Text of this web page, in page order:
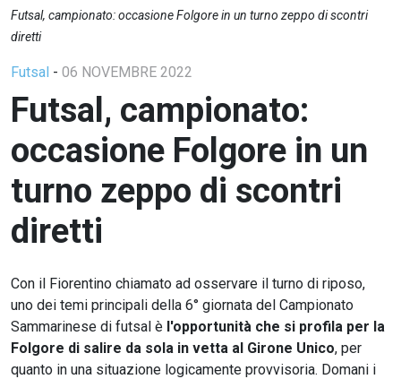
Futsal, campionato: occasione Folgore in un turno zeppo di scontri
diretti
Futsal - 06 NOVEMBRE 2022
Futsal, campionato:
occasione Folgore in un
turno zeppo di scontri
diretti
Con il Fiorentino chiamato ad osservare il turno di riposo,
uno dei temi principali della 6° giornata del Campionato
Sammarinese di futsal è l'opportunità che si profila per la
Folgore di salire da sola in vetta al Girone Unico, per
quanto in una situazione logicamente provvisoria. Domani i